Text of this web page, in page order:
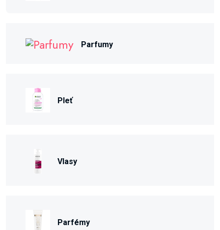
Parfumy
Pleť
Vlasy
Parfémy